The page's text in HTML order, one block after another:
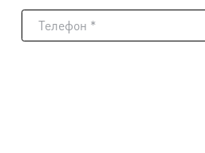
Складень